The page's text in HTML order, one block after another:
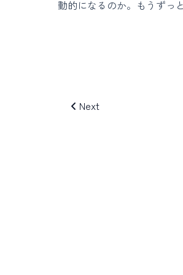
動的になるのか。もうずっ
Next